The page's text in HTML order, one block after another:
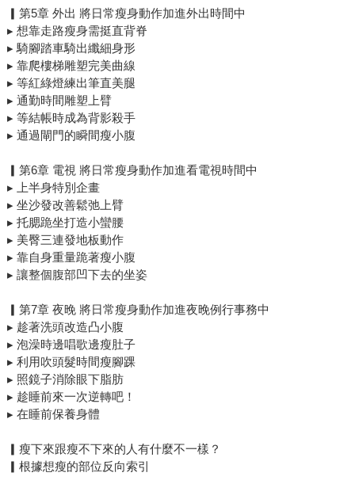
▎第5章 外出 將日常瘦身動作加進外出時間中
▸ 想靠走路瘦身需挺直背脊
▸ 騎腳踏車騎出纖細身形
▸ 靠爬樓梯雕塑完美曲線
▸ 等紅綠燈練出筆直美腿
▸ 通勤時間雕塑上臂
▸ 等結帳時成為背影殺手
▸ 通過閘門的瞬間瘦小腹
▎第6章 電視 將日常瘦身動作加進看電視時間中
▸ 上半身特別企畫
▸ 坐沙發改善鬆弛上臂
▸ 托腮跪坐打造小蠻腰
▸ 美臀三連發地板動作
▸ 靠自身重量跪著瘦小腹
▸ 讓整個腹部凹下去的坐姿
▎第7章 夜晚 將日常瘦身動作加進夜晚例行事務中
▸ 趁著洗頭改造凸小腹
▸ 泡澡時邊唱歌邊瘦肚子
▸ 利用吹頭髮時間瘦腳踝
▸ 照鏡子消除眼下脂肪
▸ 趁睡前來一次逆轉吧！
▸ 在睡前保養身體
▎瘦下來跟瘦不下來的人有什麼不一樣？
▎根據想瘦的部位反向索引